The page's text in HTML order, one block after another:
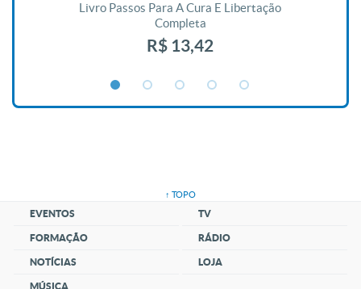
Livro Passos Para A Cura E Libertação
Completa
R$ 13,42
↑ TOPO
EVENTOS
FORMAÇÃO
NOTÍCIAS
MÚSICA
TV
RÁDIO
LOJA